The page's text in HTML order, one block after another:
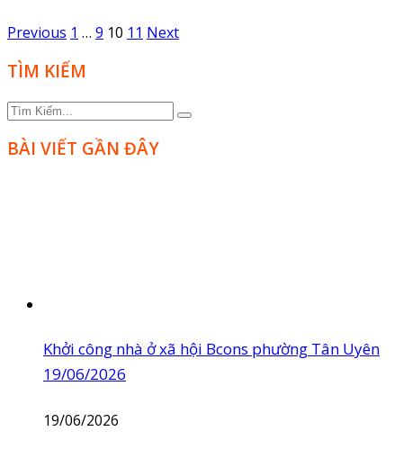
Previous 1 … 9 10 11 Next
TÌM KIẾM
BÀI VIẾT GẦN ĐÂY
Khởi công nhà ở xã hội Bcons phường Tân Uyên
19/06/2026
19/06/2026